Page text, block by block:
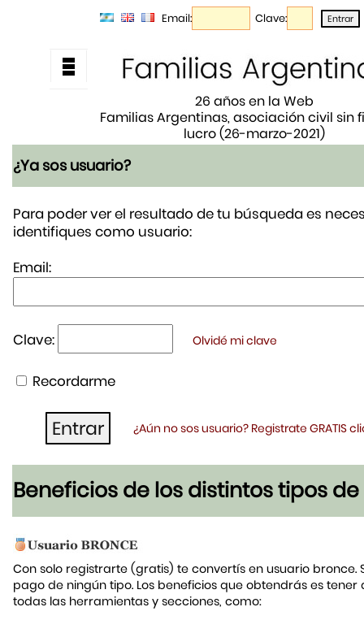
Email: Clave:
26 años en la Web
Familias Argentinas, asociación civil sin
lucro (26-marzo-2021)
¿Ya sos usuario?
Para poder ver el resultado de tu búsqueda es
identifiques como usuario:
Email:
Clave: Olvidé mi clave
Recordarme
¿Aún no sos usuario? Registrate GRATIS
Beneficios de los distintos tipos de
Con solo registrarte (gratis) te convertís en usuario bronce.
pago de ningún tipo. Los beneficios que obtendrás es tener
todas las herramientas y secciones, como: